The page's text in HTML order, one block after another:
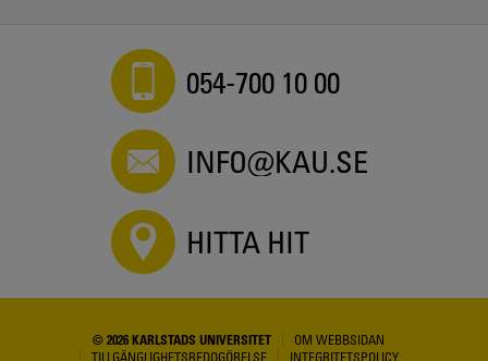
054-700 10 00
INFO@KAU.SE
HITTA HIT
© 2026 KARLSTADS UNIVERSITET
OM WEBBSIDAN
TILLGÄNGLIGHETSREDOGÖRELSE
INTEGRITETSPOLICY